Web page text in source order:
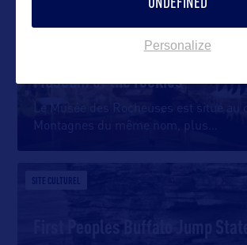
Museum of the rockies
Le Musée des Rocheuses est situé au
Montagnes du même nom, plus
SITE CULTUREL
First Peoples Buffalo Jump State
Personalize